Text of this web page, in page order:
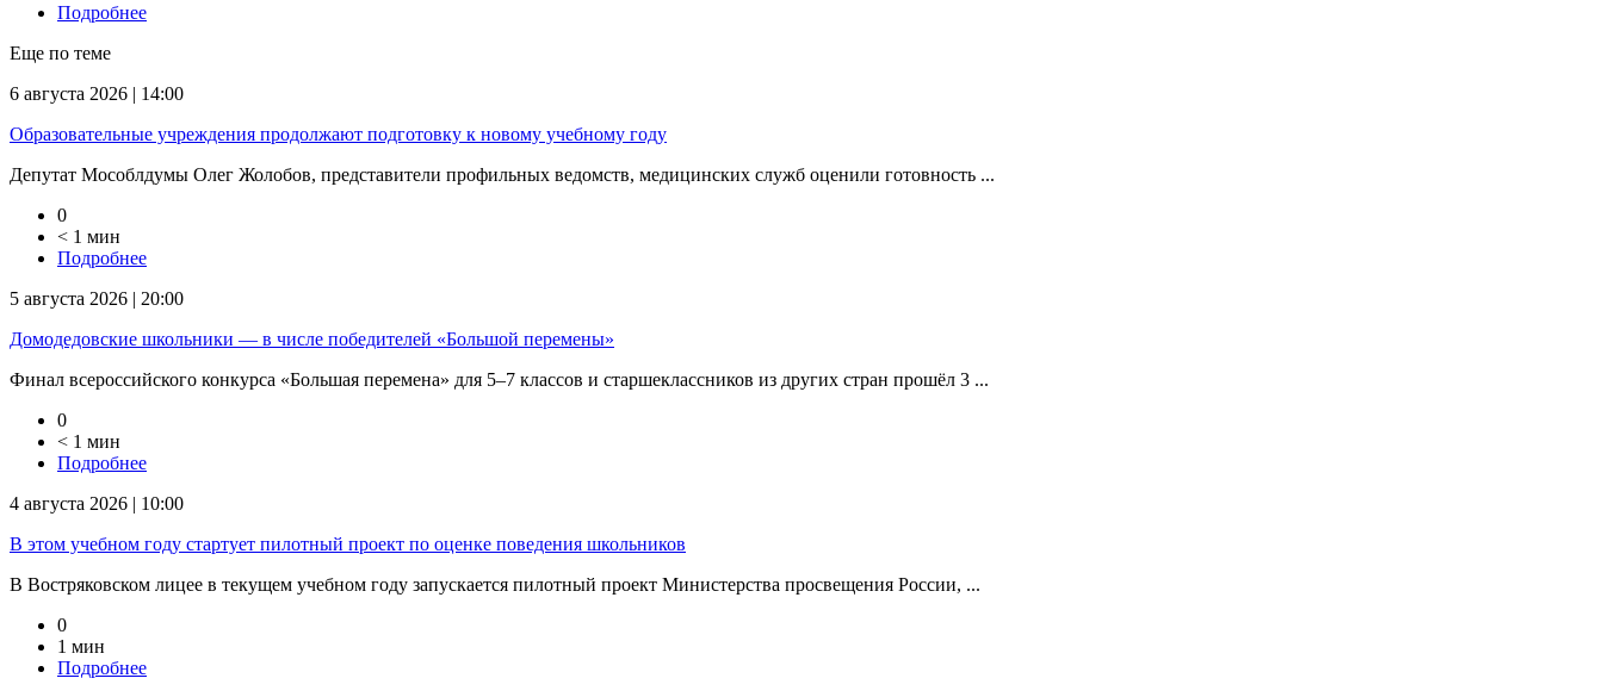
Подробнее
Еще по теме
6 августа 2026 | 14:00
Образовательные учреждения продолжают подготовку к новому учебному году
Депутат Мособлдумы Олег Жолобов, представители профильных ведомств, медицинских служб оценили готовность ...
0
< 1 мин
Подробнее
5 августа 2026 | 20:00
Домодедовские школьники — в числе победителей «Большой перемены»
Финал всероссийского конкурса «Большая перемена» для 5–7 классов и старшеклассников из других стран прошёл 3 ...
0
< 1 мин
Подробнее
4 августа 2026 | 10:00
В этом учебном году стартует пилотный проект по оценке поведения школьников
В Востряковском лицее в текущем учебном году запускается пилотный проект Министерства просвещения России, ...
0
1 мин
Подробнее